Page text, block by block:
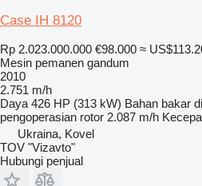
Case IH 8120
Rp 2.023.000.000 €98.000 ≈
Mesin pemanen gandum
2010
2.751 m/h
Daya 426 HP (313 kW) Bahan bakar
pengoperasian rotor 2.087 m/h
Ukraina, Kovel
TOV "Vizavto"
Hubungi penjual